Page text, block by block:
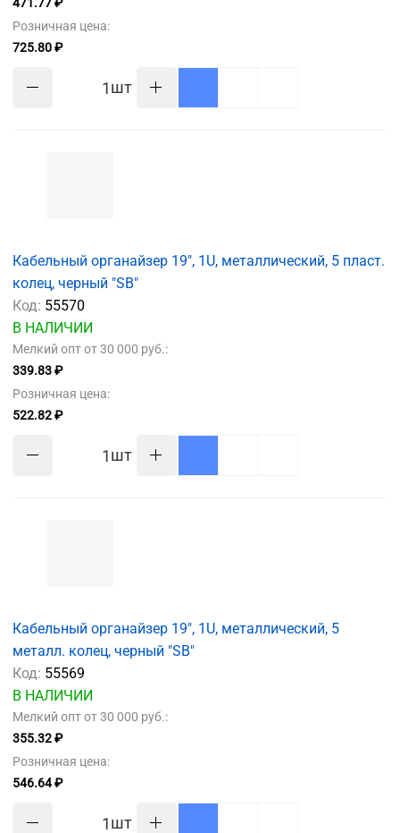
Розничная цена:
725.80 ₽
шт
Кабельный органайзер 19", 1U, металлический, 5 пласт.
колец, черный "SB"
Код: 55570
В НАЛИЧИИ
Мелкий опт от 30 000 руб.:
339.83 ₽
Розничная цена:
522.82 ₽
шт
Кабельный органайзер 19", 1U, металлический, 5
металл. колец, черный "SB"
Код: 55569
В НАЛИЧИИ
Мелкий опт от 30 000 руб.:
355.32 ₽
Розничная цена:
546.64 ₽
шт